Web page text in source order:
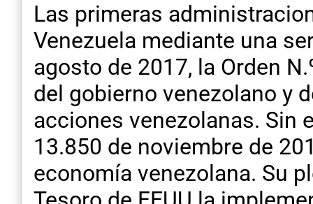
Las primeras
Venezuela mediante una
agosto de 2017, la Orden
del gobierno venezolano y
acciones venezolanas. Sin
13.850 de noviembre de
economía venezolana. Su